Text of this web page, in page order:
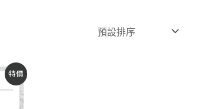
特價